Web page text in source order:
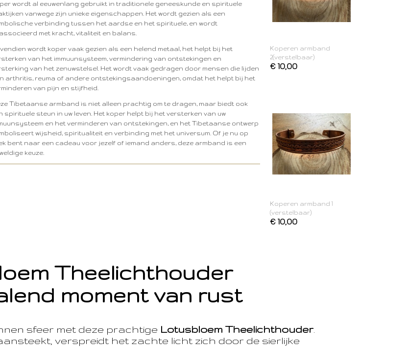
wordt al eeuwenlang gebruikt in traditionele geneeskunde en spirituele
vanwege zijn unieke eigenschappen. Het wordt gezien als een
verbinding tussen het aardse en het spirituele, en wordt
met kracht, vitaliteit en balans.
wordt koper vaak gezien als een helend metaal, het helpt bij het
van het immuunsysteem, vermindering van ontstekingen en
van het zenuwstelsel. Het wordt vaak gedragen door mensen die lijden
arthritis, reuma of andere ontstekingsaandoeningen, omdat het helpt bij het
van pijn en stijfheid.
Tibetaanse armband is niet alleen prachtig om te dragen, maar biedt ook
spirituele steun in uw leven. Het koper helpt bij het versterken van uw
en het verminderen van ontstekingen, en het Tibetaanse ontwerp
wijsheid, spiritualiteit en verbinding met het universum. Of je nu op
bent naar een cadeau voor jezelf of iemand anders, deze armband is een
keuze.
Koperen armband
2(verstelbaar)
€ 10,00
Koperen armband 1
(verstelbaar)
€ 10,00
Theelichthouder
moment van rust
sfeer met deze prachtige Lotusbloem Theelichthouder.
verspreidt het zachte licht zich door de sierlijke